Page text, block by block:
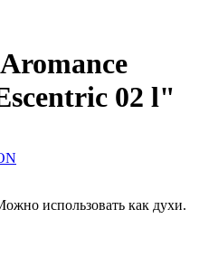
02 l"
использовать как духи.